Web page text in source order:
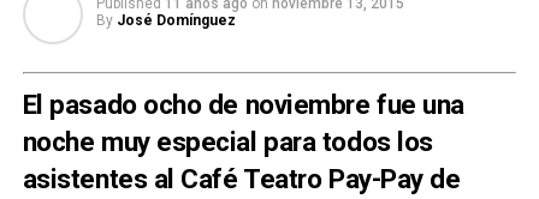
Published 11 años ago on noviembre 13, 2015
By José Domínguez
El pasado ocho de noviembre fue una
noche muy especial para todos los
asistentes al Café Teatro Pay-Pay de